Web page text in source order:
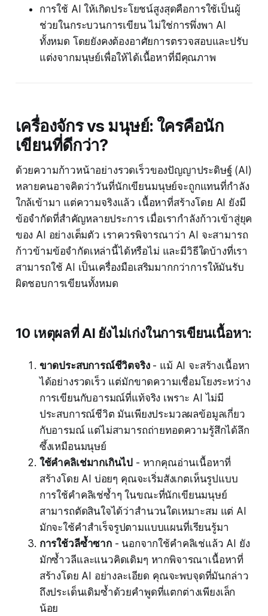
การใช้ AI ให้เกิดประโยชน์สูงสุดคือการใช้เป็นผู้
ช่วยในกระบวนการเขียน ไม่ใช่การพึ่งพา AI
ทั้งหมด โดยยังคงต้องอาศัยการตรวจสอบและปรับ
แต่งจากมนุษย์เพื่อให้ได้เนื้อหาที่มีคุณภาพ
เครื่องจักร vs มนุษย์: ใครคือนัก
เขียนที่ดีกว่า?
ด้วยความก้าวหน้าอย่างรวดเร็วของปัญญาประดิษฐ์ (AI)
หลายคนอาจคิดว่าวันที่นักเขียนมนุษย์จะถูกแทนที่กำลัง
ใกล้เข้ามา แต่ความจริงแล้ว เนื้อหาที่สร้างโดย AI ยังมี
ข้อจำกัดที่สำคัญหลายประการ เมื่อเรากำลังก้าวเข้าสู่ยุค
ของ AI อย่างเต็มตัว เราควรพิจารณาว่า AI จะสามารถ
ก้าวข้ามข้อจำกัดเหล่านี้ได้หรือไม่ และมีวิธีใดบ้างที่เรา
สามารถใช้ AI เป็นเครื่องมือเสริมมากกว่าการให้มันรับ
ผิดชอบการเขียนทั้งหมด
10 เหตุผลที่ AI ยังไม่เก่งในการเขียนเนื้อหา:
ขาดประสบการณ์ชีวิตจริง- แม้ AI จะสร้างเนื้อหา
ได้อย่างรวดเร็ว แต่มักขาดความเชื่อมโยงระหว่าง
การเขียนกับอารมณ์ที่แท้จริง เพราะ AI ไม่มี
ประสบการณ์ชีวิต มันเพียงประมวลผลข้อมูลเกี่ยว
กับอารมณ์ แต่ไม่สามารถถ่ายทอดความรู้สึกได้ลึก
ซึ้งเหมือนมนุษย์
ใช้คำคลิเช่มากเกินไป - หากคุณอ่านเนื้อหาที่
สร้างโดย AI บ่อยๆ คุณจะเริ่มสังเกตเห็นรูปแบบ
การใช้คำคลิเช่ซ้ำๆ ในขณะที่นักเขียนมนุษย์
สามารถตัดสินใจได้ว่าสำนวนใดเหมาะสม แต่ AI
มักจะใช้คำสำเร็จรูปตามแบบแผนที่เรียนรู้มา
การใช้วลีซ้ำซาก- นอกจากใช้คำคลิเช่แล้ว AI ยัง
มักซ้ำวลีและแนวคิดเดิมๆ หากพิจารณาเนื้อหาที่
สร้างโดย AI อย่างละเอียด คุณจะพบจุดที่มันกล่าว
ถึงประเด็นเดิมซ้ำด้วยคำพูดที่แตกต่างเพียงเล็ก
น้อย